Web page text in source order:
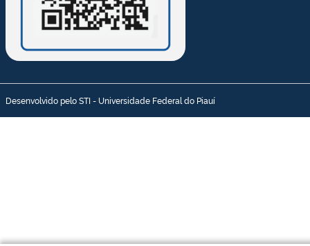
Desenvolvido pelo STI - Universidade Federal do Piauí